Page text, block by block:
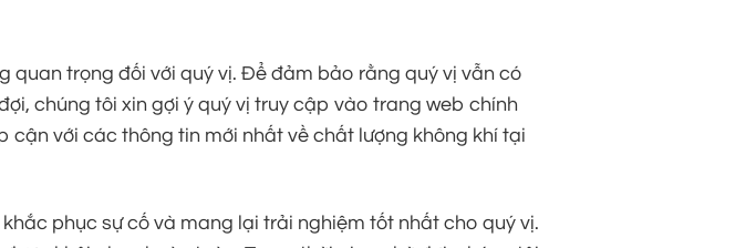
quan trọng đối với quý vị. Để đảm bảo rằng quý vị vẫn có
chúng tôi xin gợi ý quý vị truy cập vào trang web chính
với các thông tin mới nhất về chất lượng không khí tại
phục sự cố và mang lại trải nghiệm tốt nhất cho quý vị.